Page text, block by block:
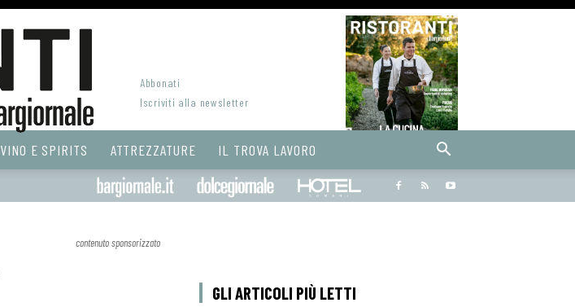
Abbonati
Iscriviti alla newsletter
VINO E SPIRITS ATTREZZATURE IL TROVA LAVORO
Bargiornale dolcegiornale
contenuto sponsorizzato
GLI ARTICOLI PIÙ LETTI